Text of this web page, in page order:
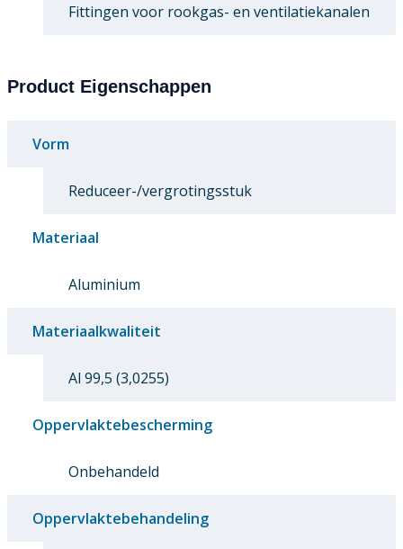
Fittingen voor rookgas- en ventilatiekanalen
Product Eigenschappen
Vorm
Reduceer-/vergrotingsstuk
Materiaal
Aluminium
Materiaalkwaliteit
Al 99,5 (3,0255)
Oppervlaktebescherming
Onbehandeld
Oppervlaktebehandeling